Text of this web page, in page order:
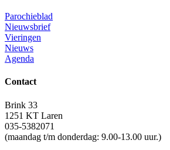
Parochieblad
Nieuwsbrief
Vieringen
Nieuws
Agenda
Contact
Brink 33
1251 KT Laren
035-5382071
(maandag t/m donderdag: 9.00-13.00 uur.)